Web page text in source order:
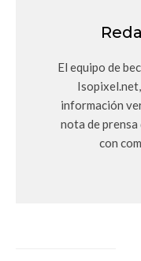
El equipo de
información
nota de
con